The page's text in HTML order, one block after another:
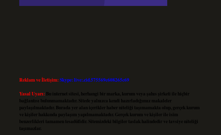
Reklam ve İletişim:Skype: live:.cid.575569c608265c69
Yasal Uyarı: Bu internet sitesi, herhangi bir marka, kurum veya şahıs şirketi ile hiçbir
bağlantısı bulunmamaktadır. Sitede yalnızca kendi hazırladığımız makaleler
paylaşılmaktadır. Burada yer alan içerikler haber niteliği taşımamakta olup, gerçek kurum
ve kişiler hakkında paylaşım yapılmamaktadır. Gerçek kurum ve kişiler ile isim
benzerlikleri tamamen tesadüfidir. Sitemizdeki bilgiler taslak halindedir ve tavsiye niteliği
taşımazlar.